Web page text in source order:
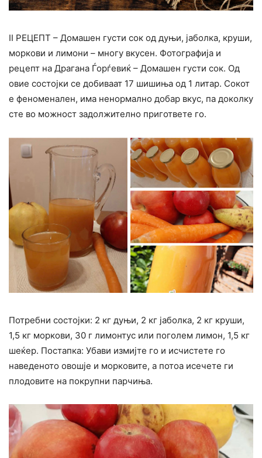
II РЕЦЕПТ – Домашен густи сок од дуњи, јаболка, круши,
моркови и лимони – многу вкусен. Фотографија и
рецепт на Драгана Ѓорѓевиќ – Домашен густи сок. Од
овие состојки се добиваат 17 шишиња од 1 литар. Сокот
е феноменален, има ненормално добар вкус, па доколку
сте во можност задолжително пригответе го.
Потребни состојки: 2 кг дуњи, 2 кг јаболка, 2 кг круши,
1,5 кг моркови, 30 г лимонтус или поголем лимон, 1,5 кг
шеќер. Постапка: Убави измијте го и исчистете го
наведеното овошје и морковите, а потоа исечете ги
плодовите на покрупни парчиња.